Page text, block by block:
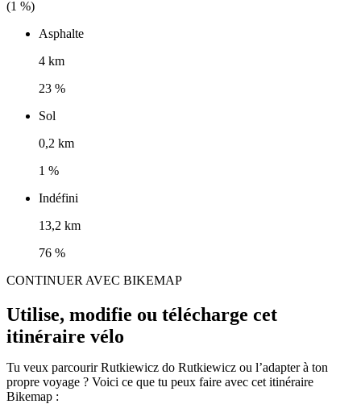
(1 %)
Asphalte
4 km
23 %
Sol
0,2 km
1 %
Indéfini
13,2 km
76 %
CONTINUER AVEC BIKEMAP
Utilise, modifie ou télécharge cet
itinéraire vélo
Tu veux parcourir Rutkiewicz do Rutkiewicz ou l’adapter à ton
propre voyage ? Voici ce que tu peux faire avec cet itinéraire
Bikemap :